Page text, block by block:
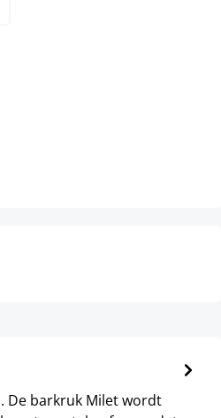
De barkruk Milet wordt